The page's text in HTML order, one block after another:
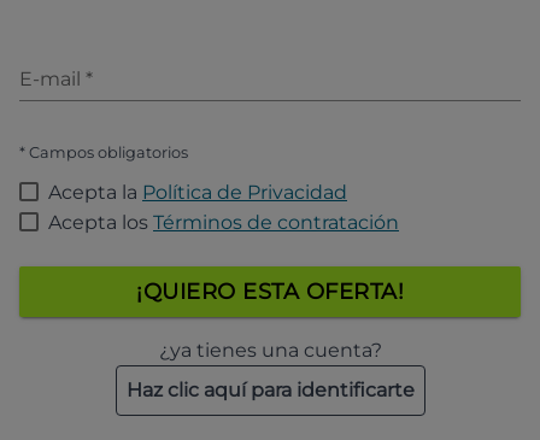
E-mail *
* Campos obligatorios
Acepta la Política de Privacidad
Acepta los Términos de contratación
¡QUIERO ESTA OFERTA!
¿ya tienes una cuenta?
Haz clic aquí para identificarte